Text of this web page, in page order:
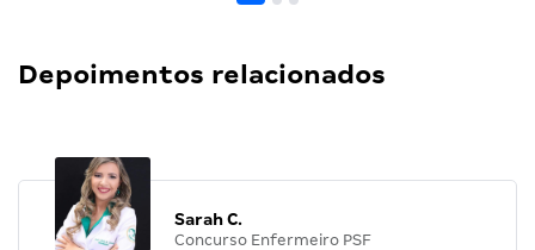
Depoimentos relacionados
Sarah C.
Concurso Enfermeiro PSF